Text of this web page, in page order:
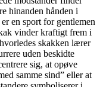
hinanden hånden i
en sport for gentlemen
vinder kraftigt frem i
skakken lærer
uden beskidte
sig, at opøve
samme sind” eller at